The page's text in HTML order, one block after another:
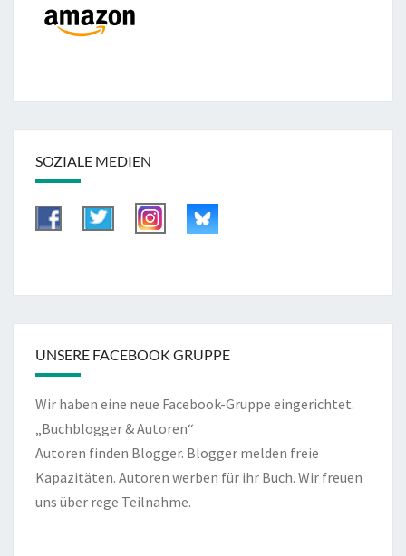
SOZIALE MEDIEN
UNSERE FACEBOOK GRUPPE
Wir haben eine neue Facebook-Gruppe eingerichtet.
„Buchblogger & Autoren“
Autoren finden Blogger. Blogger melden freie
Kapazitäten. Autoren werben für ihr Buch. Wir freuen
uns über rege Teilnahme.